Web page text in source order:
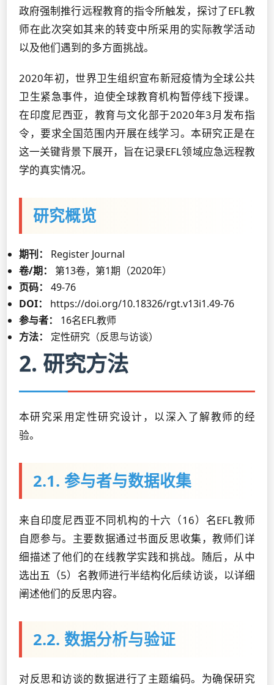
政府强制推行远程教育的指令所触发，探讨了EFL教
师在此次突如其来的转变中所采用的实际教学活动
以及他们遇到的多方面挑战。
2020年初，世界卫生组织宣布新冠疫情为全球公共
卫生紧急事件，迫使全球教育机构暂停线下授课。
在印度尼西亚，教育与文化部于2020年3月发布指
令，要求全国范围内开展在线学习。本研究正是在
这一关键背景下展开，旨在记录EFL领域应急远程教
学的真实情况。
研究概览
期刊：
Register Journal
卷/期：
第13卷，第1期（2020年）
页码：
49-76
DOI：
https://doi.org/10.18326/rgt.v13i1.49-76
参与者：
16名EFL教师
方法：
定性研究（反思与访谈）
2. 研究方法
本研究采用定性研究设计，以深入了解教师的经
验。
2.1. 参与者与数据收集
来自印度尼西亚不同机构的十六（16）名EFL教师
自愿参与。主要数据通过书面反思收集，教师们详
细描述了他们的在线教学实践和挑战。随后，从中
选出五（5）名教师进行半结构化后续访谈，以详细
阐述他们的反思内容。
2.2. 数据分析与验证
对反思和访谈的数据进行了主题编码。为确保研究